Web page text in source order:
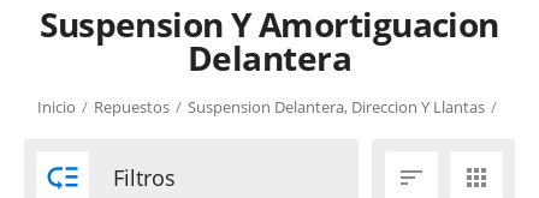
Suspension Y Amortiguacion
Delantera
Inicio / Repuestos / Suspension Delantera, Direccion Y Llantas /
 Filtros  